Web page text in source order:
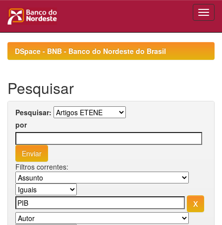
navigationDSpace - BNB - Banco do Nordeste do Brasil
Pesquisar
Pesquisar:
por
Filtros correntes: